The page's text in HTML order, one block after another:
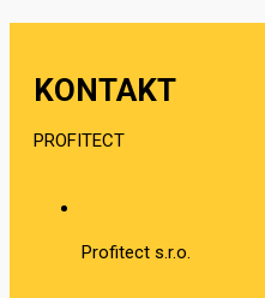
KONTAKT
PROFITECT
Profitect s.r.o.